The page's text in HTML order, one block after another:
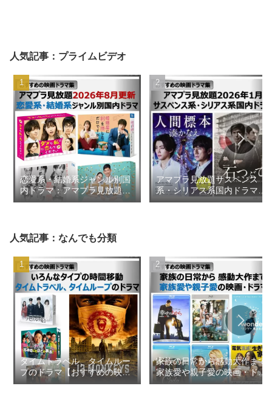
人気記事：プライムビデオ
恋愛系・結婚系ジャンル別国
内ドラマ：アマプラ見放題
2026年8月更新【おすすめの
アマプラ見放題サスペンス
系・シリアス系国内ドラマ
2026年1月【おすすめの映画
人気記事：なんでも分類
タイムトラベル、タイムルー
プのドラマ【おすすめの映画
ドラマ集】
家族の日常から感動大作まで
家族愛や親子愛の映画・ドラ
マ【おすすめの映画ドラマ